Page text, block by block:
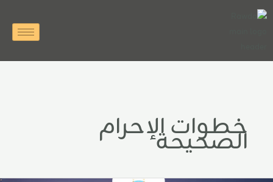
تخطي
إلى
خطوات الإحرام
الصحيحة